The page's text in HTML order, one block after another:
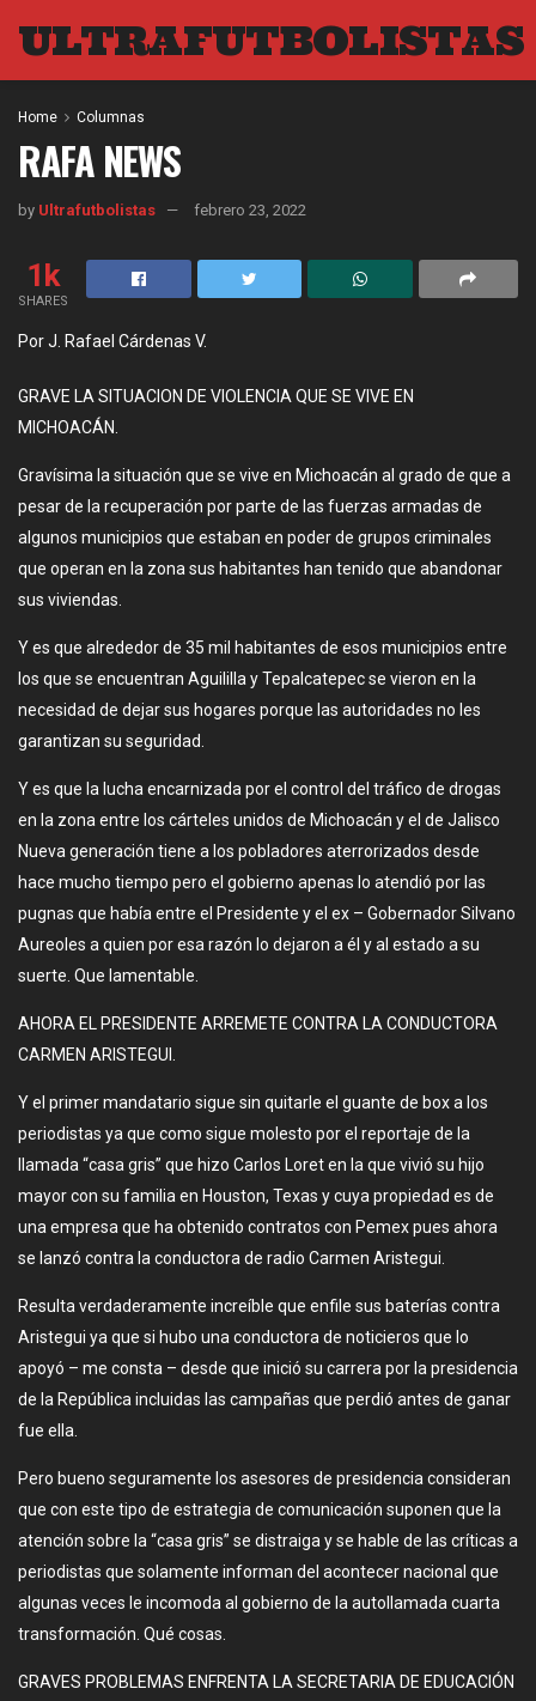
ULTRAFUTBOLISTAS
Home Columnas
RAFA NEWS
by Ultrafutbolistas febrero 23, 2022
1k
SHARES
Por J. Rafael Cárdenas V.
GRAVE LA SITUACION DE VIOLENCIA QUE SE VIVE EN
MICHOACÁN.
Gravísima la situación que se vive en Michoacán al grado de que a
pesar de la recuperación por parte de las fuerzas armadas de
algunos municipios que estaban en poder de grupos criminales
que operan en la zona sus habitantes han tenido que abandonar
sus viviendas.
Y es que alrededor de 35 mil habitantes de esos municipios entre
los que se encuentran Aguililla y Tepalcatepec se vieron en la
necesidad de dejar sus hogares porque las autoridades no les
garantizan su seguridad.
Y es que la lucha encarnizada por el control del tráfico de drogas
en la zona entre los cárteles unidos de Michoacán y el de Jalisco
Nueva generación tiene a los pobladores aterrorizados desde
hace mucho tiempo pero el gobierno apenas lo atendió por las
pugnas que había entre el Presidente y el ex – Gobernador Silvano
Aureoles a quien por esa razón lo dejaron a él y al estado a su
suerte. Que lamentable.
AHORA EL PRESIDENTE ARREMETE CONTRA LA CONDUCTORA
CARMEN ARISTEGUI.
Y el primer mandatario sigue sin quitarle el guante de box a los
periodistas ya que como sigue molesto por el reportaje de la
llamada “casa gris” que hizo Carlos Loret en la que vivió su hijo
mayor con su familia en Houston, Texas y cuya propiedad es de
una empresa que ha obtenido contratos con Pemex pues ahora
se lanzó contra la conductora de radio Carmen Aristegui.
Resulta verdaderamente increíble que enfile sus baterías contra
Aristegui ya que si hubo una conductora de noticieros que lo
apoyó – me consta – desde que inició su carrera por la presidencia
de la República incluidas las campañas que perdió antes de ganar
fue ella.
Pero bueno seguramente los asesores de presidencia consideran
que con este tipo de estrategia de comunicación suponen que la
atención sobre la “casa gris” se distraiga y se hable de las críticas a
periodistas que solamente informan del acontecer nacional que
algunas veces le incomoda al gobierno de la autollamada cuarta
transformación. Qué cosas.
GRAVES PROBLEMAS ENFRENTA LA SECRETARIA DE EDUCACIÓN